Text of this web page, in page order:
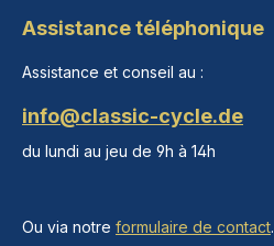
Assistance téléphonique
Assistance et conseil au :
info@classic-cycle.de
du lundi au jeu de 9h à 14h
Ou via notre formulaire de contact.